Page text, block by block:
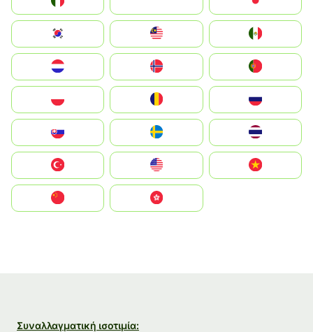
South Korea
United States
中國香港特別行政區
Συναλλαγματική ισοτιμία: